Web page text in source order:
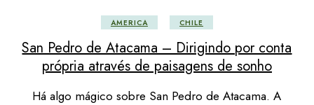
AMERICA CHILE
San Pedro de Atacama – Dirigindo por conta
própria através de paisagens de sonho
Há algo mágico sobre San Pedro de Atacama. A